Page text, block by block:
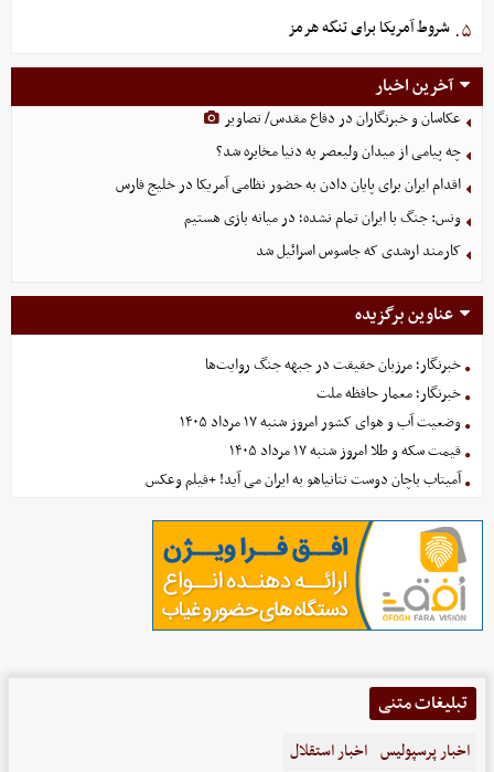
۵. شروط آمریکا برای تنگه هرمز
آخرین اخبار
عکاسان و خبرنگاران در دفاع مقدس/ تصاویر
چه پیامی از میدان ولیعصر به دنیا مخابره شد؟
اقدام ایران برای پایان دادن به حضور نظامی آمریکا در خلیج فارس
ونس: جنگ با ایران تمام نشده؛ در میانه بازی هستیم
کارمند ارشدی که جاسوس اسرائیل شد
عناوین برگزیده
خبرنگار؛ مرزبان حقیقت در جبهه جنگ روایت‌ها
خبرنگار؛ معمار حافظه ملت
وضعیت آب و هوای کشور امروز شنبه ۱۷ مرداد ۱۴۰۵
قیمت سکه و طلا امروز شنبه ۱۷ مرداد ۱۴۰۵
آمیتاب باچان دوست نتانیاهو به ایران می آید! +فیلم وعکس
تبلیغات متنی
اخبار پرسپولیس اخبار استقلال